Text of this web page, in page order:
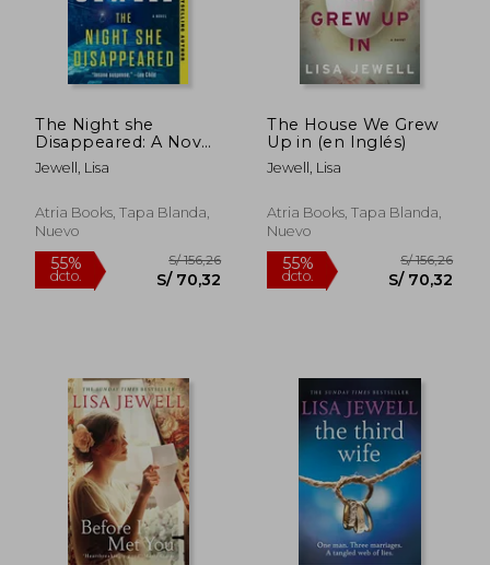
dcto. S/ 67,85 dcto.
The Night she
Disappeared: A Novel
(en Inglés)
Jewell, Lisa
Atria Books, Tapa Blanda,
Nuevo
The House We Grew
Up in (en Inglés)
Jewell, Lisa
Atria Books, Tapa Blanda,
Nuevo